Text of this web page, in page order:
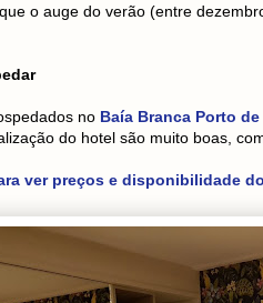
o auge do verão (entre
no Baía Branca Porto
do hotel são muito boas,
ver preços e disponibilidade